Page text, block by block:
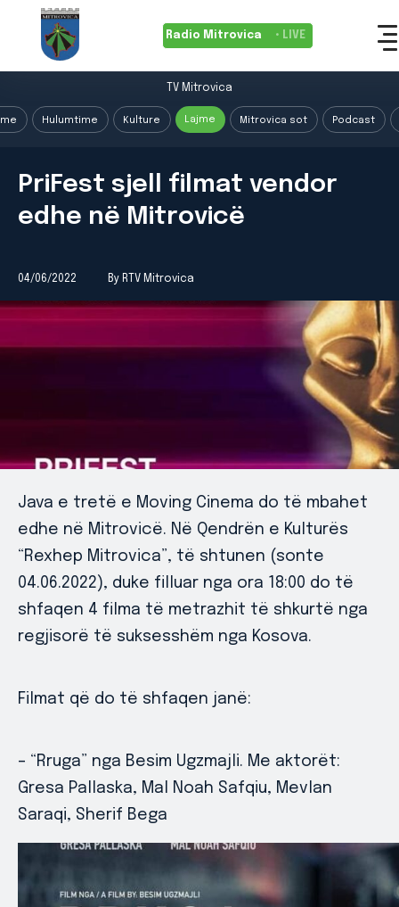
Radio Mitrovica • LIVE
TV Mitrovica
Hulumtime Kulture Lajme Mitrovica sot Podcast
PriFest sjell filmat vendor
edhe në Mitrovicë
04/06/2022 By RTV Mitrovica
Java e tretë e Moving Cinema do të mbahet
edhe në Mitrovicë. Në Qendrën e Kulturës
“Rexhep Mitrovica”, të shtunen (sonte
04.06.2022), duke filluar nga ora 18:00 do të
shfaqen 4 filma të metrazhit të shkurtë nga
regjisorë të suksesshëm nga Kosova.
Filmat që do të shfaqen janë:
– “Rruga” nga Besim Ugzmajli. Me aktorët:
Gresa Pallaska, Mal Noah Safqiu, Mevlan
Saraqi, Sherif Bega